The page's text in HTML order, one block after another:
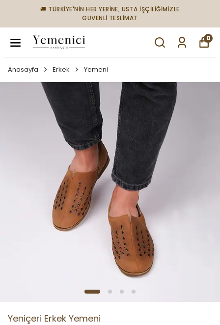
🚚 TÜRKİYE'NİN HER YERİNE, USTA İŞÇİLİĞİMİZLE
GÜVENLİ TESLİMAT
0
Anasayfa Erkek Yemeni
Yeniçeri Erkek Yemeni